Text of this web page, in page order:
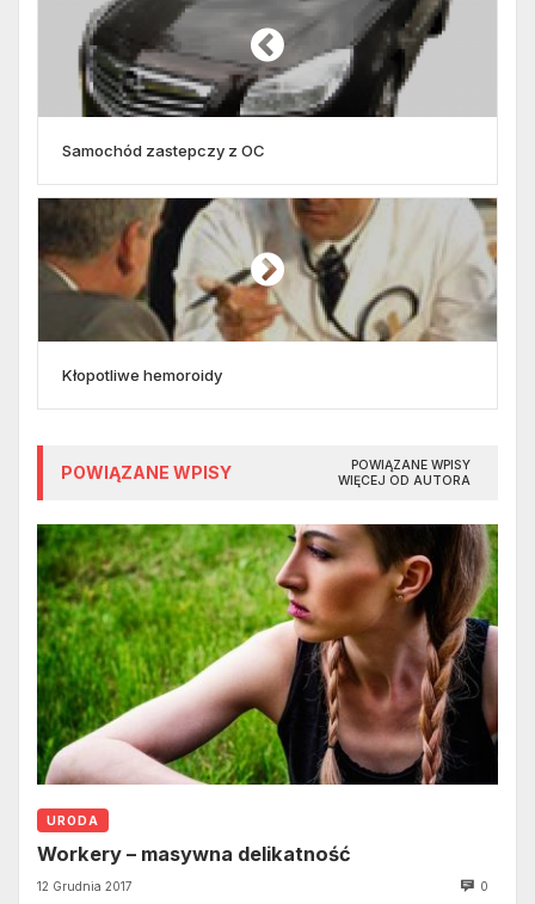
Samochód zastepczy z OC
Kłopotliwe hemoroidy
POWIĄZANE WPISY
POWIĄZANE WPISY
WIĘCEJ OD AUTORA
URODA
Workery – masywna delikatność
12 Grudnia 2017 0